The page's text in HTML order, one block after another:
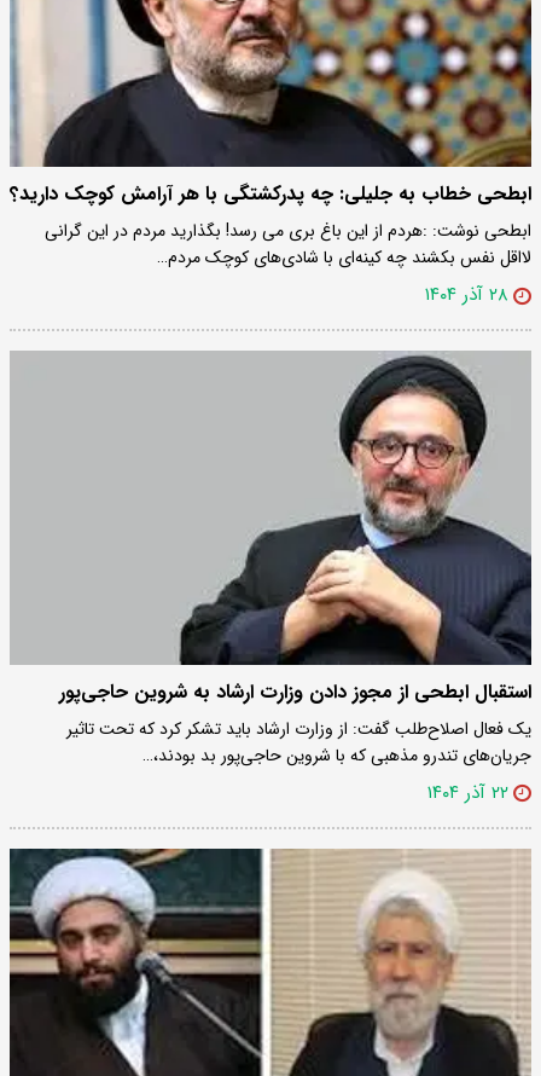
ابطحی خطاب به جلیلی: چه پدرکشتگی با هر آرامش کوچک دارید؟
ابطحی نوشت: :هردم از این باغ بری می رسد! بگذارید مردم در این گرانی
لااقل نفس بکشند چه کینه‌ای با شادی‌های کوچک مردم…
۲۸ آذر ۱۴۰۴
استقبال ابطحی از مجوز دادن وزارت ارشاد به شروین حاجی‌پور
یک فعال اصلاح‌طلب گفت: از وزارت ارشاد باید تشکر کرد که تحت تاثیر
جریان‌های تندرو مذهبی که با شروین حاجی‌پور بد بودند،…
۲۲ آذر ۱۴۰۴